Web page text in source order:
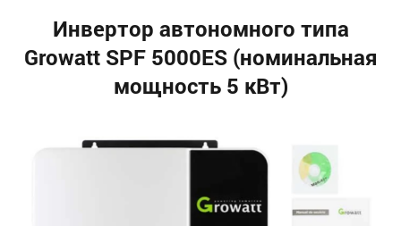
Инвертор автономного типа
Growatt SPF 5000ES (номинальная
мощность 5 кВт)